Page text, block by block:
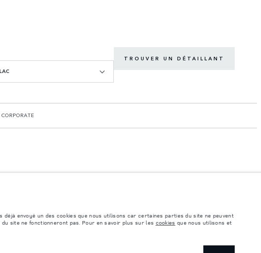
TROUVER UN DÉTAILLANT
d'un véhicule peut différer de celle obtenue dans ces tests et ces chiffres sont fournis
utile. Assurez-vous que le poids total en charge du véhicule, les charges maximales
envoyé un des cookies que nous utilisons car certaines parties du site ne peuvent
site ne fonctionneront pas. Pour en savoir plus sur les cookies que nous utilisons et